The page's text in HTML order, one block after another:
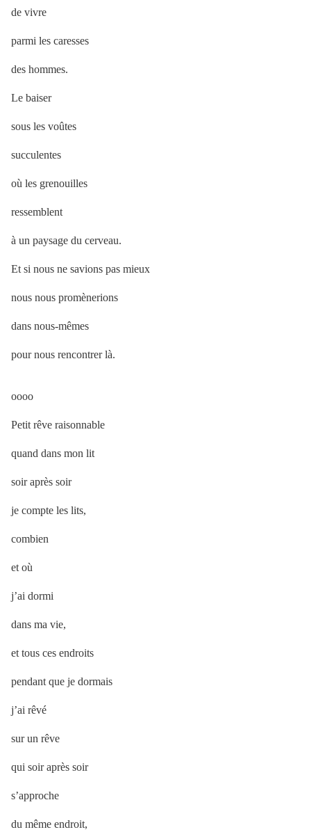
de vivre
parmi les caresses
des hommes.
Le baiser
sous les voûtes
succulentes
où les grenouilles
ressemblent
à un paysage du cerveau.
Et si nous ne savions pas mieux
nous nous promènerions
dans nous-mêmes
pour nous rencontrer là.
oooo
Petit rêve raisonnable
quand dans mon lit
soir après soir
je compte les lits,
combien
et où
j’ai dormi
dans ma vie,
et tous ces endroits
pendant que je dormais
j’ai rêvé
sur un rêve
qui soir après soir
s’approche
du même endroit,